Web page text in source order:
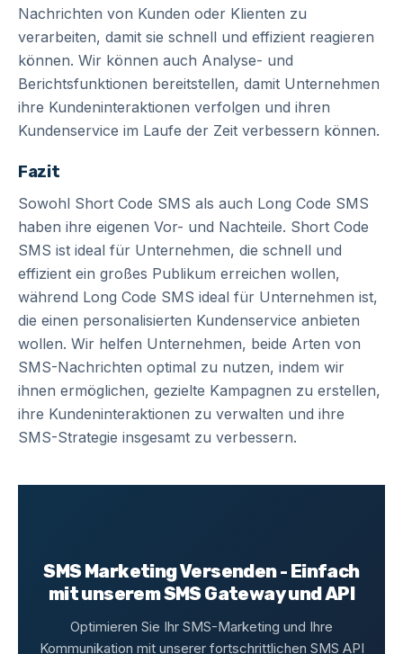
Nachrichten von Kunden oder Klienten zu
verarbeiten, damit sie schnell und effizient reagieren
können. Wir können auch Analyse- und
Berichtsfunktionen bereitstellen, damit Unternehmen
ihre Kundeninteraktionen verfolgen und ihren
Kundenservice im Laufe der Zeit verbessern können.
Fazit
Sowohl Short Code SMS als auch Long Code SMS
haben ihre eigenen Vor- und Nachteile. Short Code
SMS ist ideal für Unternehmen, die schnell und
effizient ein großes Publikum erreichen wollen,
während Long Code SMS ideal für Unternehmen ist,
die einen personalisierten Kundenservice anbieten
wollen. Wir helfen Unternehmen, beide Arten von
SMS-Nachrichten optimal zu nutzen, indem wir
ihnen ermöglichen, gezielte Kampagnen zu erstellen,
ihre Kundeninteraktionen zu verwalten und ihre
SMS-Strategie insgesamt zu verbessern.
SMS Marketing Versenden - Einfach
mit unserem SMS Gateway und API
Optimieren Sie Ihr SMS-Marketing und Ihre
Kommunikation mit unserer fortschrittlichen SMS API